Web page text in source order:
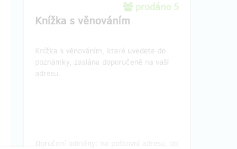
prodáno 5
Knížka s věnováním
Knížka s věnováním, které uvedete do
poznámky, zaslána doporučeně na vaší
adresu.